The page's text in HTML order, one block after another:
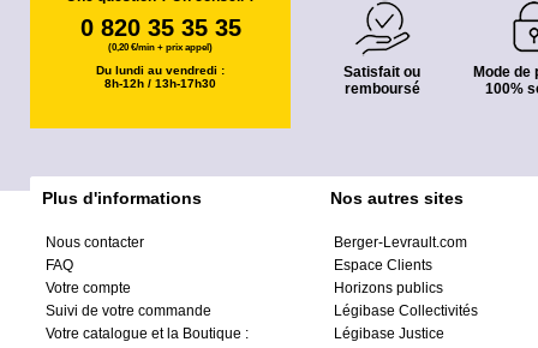
0 820 35 35 35
(0,20 €/min + prix appel)
Du lundi au vendredi :
8h-12h / 13h-17h30
Satisfait ou
remboursé
Mode de
100%
Plus d'informations
Nous contacter
FAQ
Votre compte
Suivi de votre commande
Votre catalogue et la Boutique :
Nos autres sites
Berger-Levrault.com
Espace Clients
Horizons publics
Légibase Collectivités
Légibase Justice